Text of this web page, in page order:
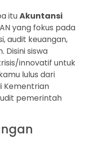
ituAkuntansi
yang fokus pada
audit keuangan,
Disini siswa
innovatif untuk
lulus dari
Kementrian
pemerintah